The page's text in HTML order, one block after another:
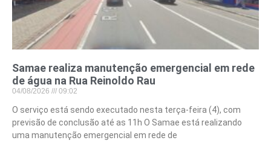
Samae realiza manutenção emergencial em rede
de água na Rua Reinoldo Rau
04/08/2026 09:02
O serviço está sendo executado nesta terça-feira (4), com
previsão de conclusão até as 11h O Samae está realizando
uma manutenção emergencial em rede de